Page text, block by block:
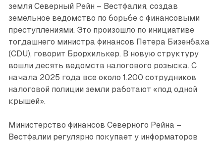
земля Северный Рейн – Вестфалия, создав
земельное ведомство по борьбе с финансовыми
преступления­ми. Это произошло по инициативе
тогдашнего министра финансов Петера Бизенбаха
(CDU), говорит Брорхилькер. В новую структуру
вошли десять ведомств налогового розыска. С
начала 2025 года все около 1.200 сотрудников
налоговой полиции земли работают «под одной
крышей».
Министерство финансов Северного Рейна –
Вестфалии регулярно покупает у информаторов